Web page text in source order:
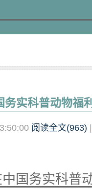
务实科普动物福
阅读全文(963)
国务实科普